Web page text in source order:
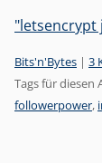
"letsencrypt
Kategorien:
Bits'n'Bytes | 3
Tags für diesen
followerpower,